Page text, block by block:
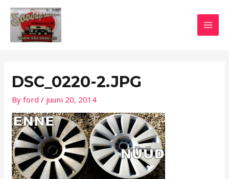
Skip
content
DSC_0220-2.JPG
Byford/ juuni 20, 2014
Post
navigation